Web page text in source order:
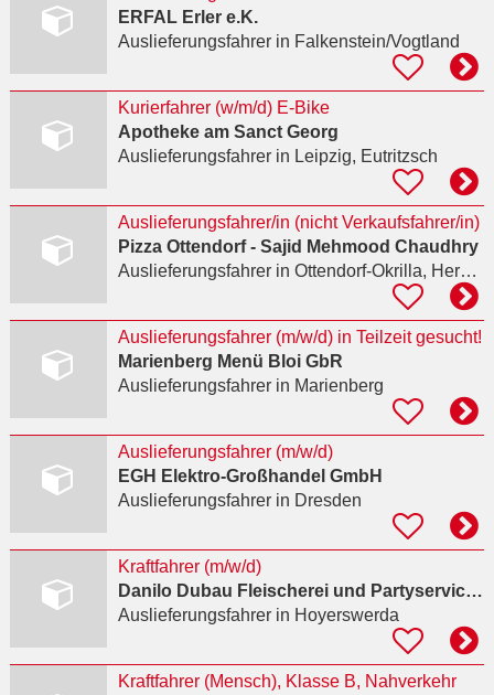
ERFAL Erler e.K.
Auslieferungsfahrerin Falkenstein/Vogtland
Kurierfahrer (w/m/d) E-Bike
Apotheke am Sanct Georg
Auslieferungsfahrerin Leipzig, Eutritzsch
Auslieferungsfahrer/in (nicht Verkaufsfahrer/in)
Pizza Ottendorf - Sajid Mehmood Chaudhry
Auslieferungsfahrerin Ottendorf-Okrilla, Hermsdorf
Auslieferungsfahrer (m/w/d) in Teilzeit gesucht!
Marienberg Menü Bloi GbR
Auslieferungsfahrerin Marienberg
Auslieferungsfahrer (m/w/d)
EGH Elektro-Großhandel GmbH
Auslieferungsfahrerin Dresden
Kraftfahrer (m/w/d)
Danilo Dubau Fleischerei und Partyservice GmbH
Auslieferungsfahrerin Hoyerswerda
Kraftfahrer (Mensch), Klasse B, Nahverkehr